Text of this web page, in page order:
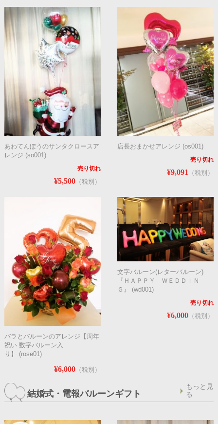
あわてんぼうのサンタクロースア
レンジ (so001)
売り切れ
¥5,500（税別）
店長おまかせアレンジ (os001)
売り切れ
¥9,091 （税別）
バラとバルーンのアレンジ【周年
祝い 数字バルーン入
り】 (rose01)
¥6,000（税別）
文字バルーン(レターバルーン)
『ＨＡＰＰＹ ＷＥＤＤＩＮ
Ｇ』 (wd001)
売り切れ
¥6,000 （税別）
結婚式・電報バルーンギフト
もっと見
る